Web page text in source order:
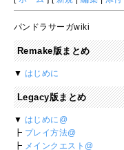
パンドラサーガwiki
Remake版まとめ
▼ はじめに
Legacy版まとめ
▼ はじめに@
┣ プレイ方法@
┣ メインクエスト@